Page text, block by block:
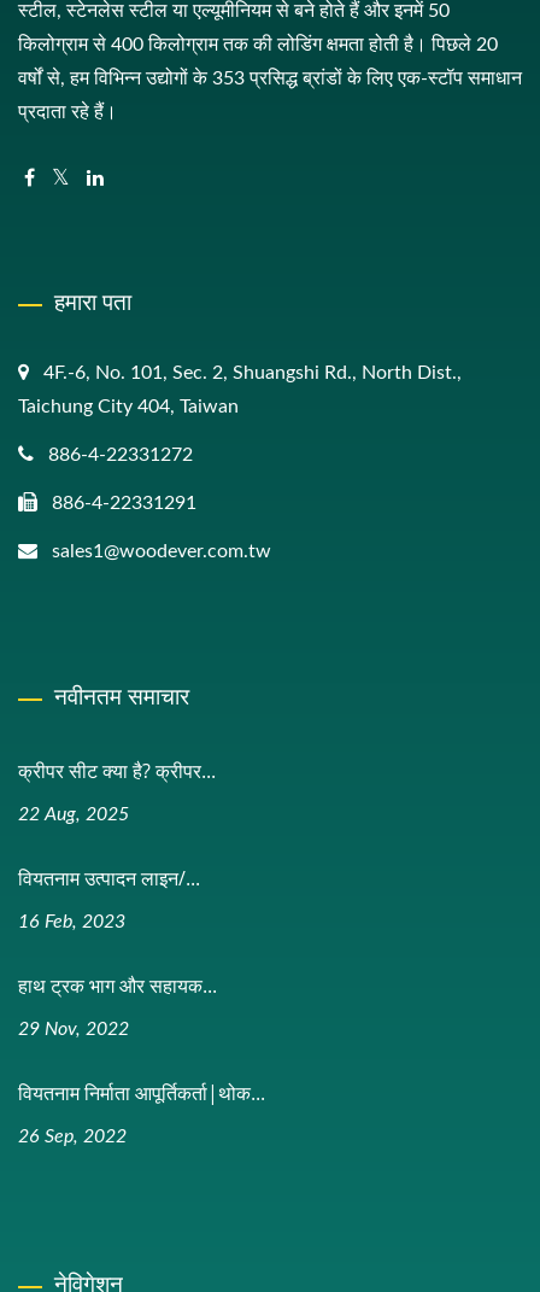
स्टील, स्टेनलेस स्टील या एल्यूमीनियम से बने होते हैं और इनमें 50
किलोग्राम से 400 किलोग्राम तक की लोडिंग क्षमता होती है। पिछले 20
वर्षों से, हम विभिन्न उद्योगों के 353 प्रसिद्ध ब्रांडों के लिए एक-स्टॉप समाधान
प्रदाता रहे हैं।
हमारा पता
4F.-6, No. 101, Sec. 2, Shuangshi Rd., North Dist.,
Taichung City 404, Taiwan
886-4-22331272
886-4-22331291
sales1@woodever.com.tw
नवीनतम समाचार
क्रीपर सीट क्या है? क्रीपर...
22 Aug, 2025
वियतनाम उत्पादन लाइन/...
16 Feb, 2023
हाथ ट्रक भाग और सहायक...
29 Nov, 2022
वियतनाम निर्माता आपूर्तिकर्ता|थोक...
26 Sep, 2022
नेविगेशन